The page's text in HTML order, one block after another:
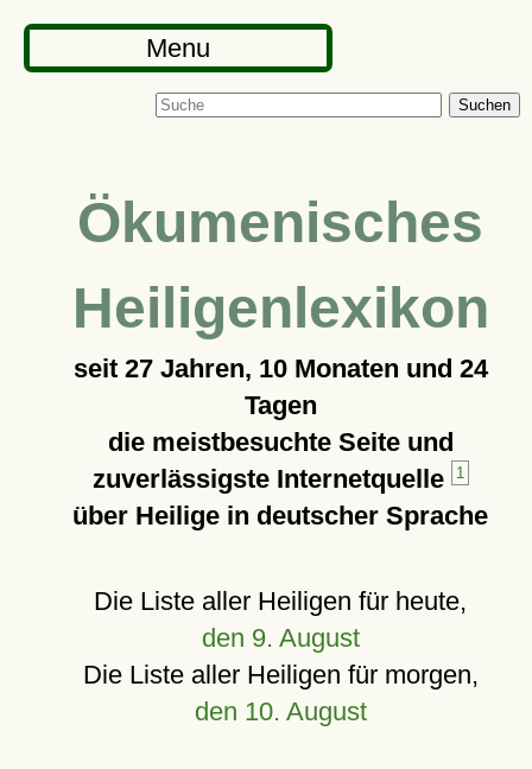
Menu
Suchen
Ökumenisches
Heiligenlexikon
seit 27 Jahren, 10 Monaten und 24
Tagen
die meistbesuchte Seite und
zuverlässigste Internetquelle
1
über Heilige in deutscher Sprache
Die Liste aller Heiligen für heute,
den 9. August
Die Liste aller Heiligen für morgen,
den 10. August